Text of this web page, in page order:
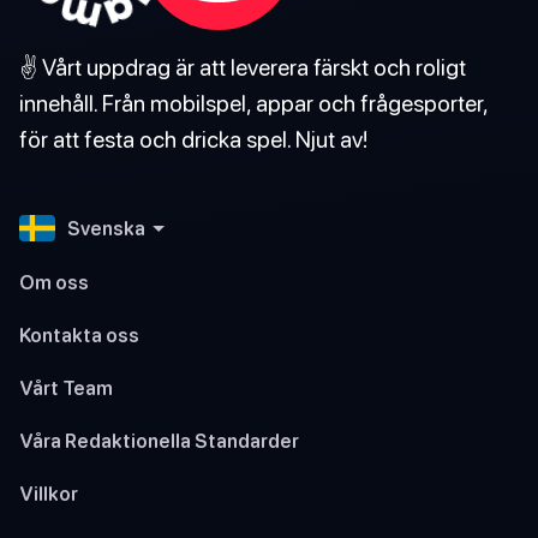
✌️ Vårt uppdrag är att leverera färskt och roligt
innehåll. Från mobilspel, appar och frågesporter,
för att festa och dricka spel. Njut av!
Svenska
Om oss
Kontakta oss
Vårt Team
Våra Redaktionella Standarder
Villkor